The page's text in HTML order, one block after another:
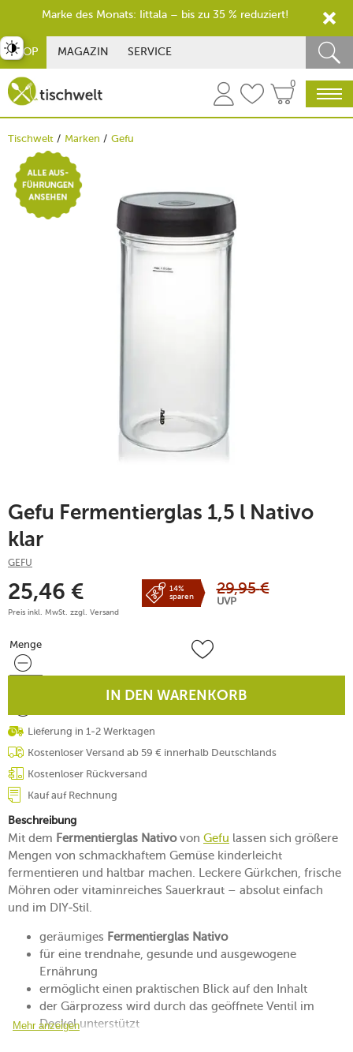
SHOP MAGAZIN SERVICE
0
Tischwelt Marken Gefu
Gefu Fermentierglas 1,5 l Nativo
klar
GEFU
25,46 €
Preis inkl. MwSt. zzgl. Versand
14%
sparen
29,95 €
UVP
Menge
Menge
IN DEN WARENKORB
Lieferung in 1-2 Werktagen
Kostenloser Versand ab 59 € innerhalb Deutschlands
Kostenloser Rückversand
Kauf auf Rechnung
Beschreibung
Mit dem Fermentierglas Nativovon Gefu lassen sich größere
Mengen von schmackhaftem Gemüse kinderleicht
fermentieren und haltbar machen. Leckere Gürkchen, frische
Möhren oder vitaminreiches Sauerkraut – absolut einfach
und im DIY-Stil.
geräumiges Fermentierglas Nativo
für eine trendnahe, gesunde und ausgewogene
Ernährung
ermöglicht einen praktischen Blick auf den Inhalt
der Gärprozess wird durch das geöffnete Ventil im
Deckel unterstützt
Mehr anzeigen
umschalten
Marke des Monats: Iittala – bis zu 35 % reduziert!